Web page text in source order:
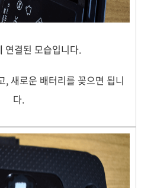
결된 모습입니다.
, 새로운 배터리를 꽂으면 됩니
다.